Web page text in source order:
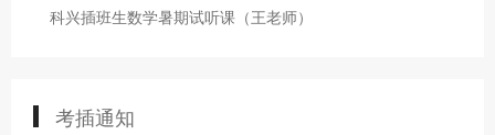
科兴插班生数学暑期试听课（王老师）
考插通知